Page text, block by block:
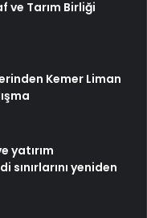
ve Tarım Birliği
Kemer Liman
yatırım
sınırlarını yeniden